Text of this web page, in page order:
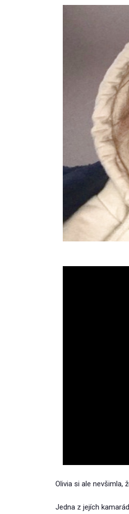
Olivia si ale nevšimla,
Jedna z jejích